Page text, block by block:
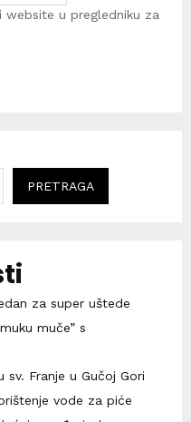
website u pregledniku za
PRETRAGA
za super uštede
muče” s
sv. Franje u Gučoj Gori
vode za piće